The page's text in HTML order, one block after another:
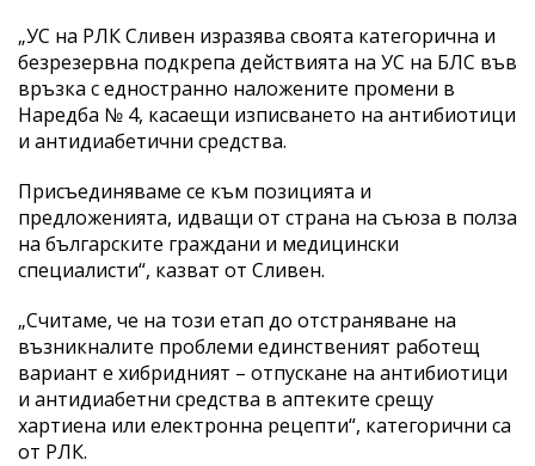
„УС на РЛК Сливен изразява своята категорична и
безрезервна подкрепа действията на УС на БЛС във
връзка с едностранно наложените промени в
Наредба № 4, касаещи изписването на антибиотици
и антидиабетични средства.
Присъединяваме се към позицията и
предложенията, идващи от страна на съюза в полза
на българските граждани и медицински
специалисти“, казват от Сливен.
„Считаме, че на този етап до отстраняване на
възникналите проблеми единственият работещ
вариант е хибридният – отпускане на антибиотици
и антидиабетни средства в аптеките срещу
хартиена или електронна рецепти“, категорични са
от РЛК.